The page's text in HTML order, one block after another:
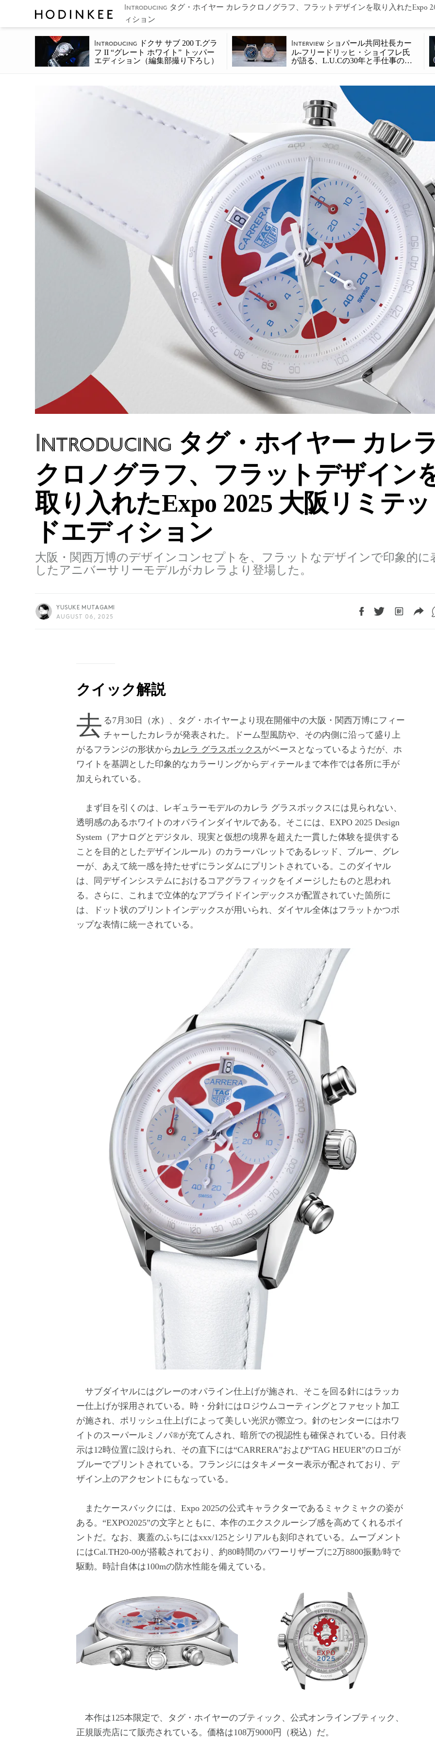
Introducing タグ・ホイヤー カレラクロノグラフ、フラットデザインを取り入れたExpo
ィション
Introducing
ドクサ サブ 200 T.グラ
フ II “グレート ホワイト” トッパー
エディション（編集部撮り下ろし）
Interview ショパール共同社長カー
ル-フリードリッヒ・ショイフレ氏
が語る、L.U.Cの30年と手仕事の未
Introducing タグ・ホイヤー カレラ
クロノグラフ、フラットデザイン
取り入れたExpo 2025 大阪リミテッ
ドエディション
大阪・関西万博のデザインコンセプトを、フラットなデザインで印象的に
したアニバーサリーモデルがカレラより登場した。
YUSUKE MUTAGAMI
AUGUST 06, 2025
クイック解説
去る7月30日（水）、タグ・ホイヤーより現在開催中の大阪・関西万博にフィー チャーしたカレラが発表された。ドーム型風防や、その内側に沿って盛り上
がるフランジの形状から カレラ グラスボックスがベースとなっているようだが、ホ
ワイトを基調とした印象的なカラーリングからディテールまで本作では各所に手が
加えられている。
まず目を引くのは、レギュラーモデルのカレラ グラスボックスには見られない、
透明感のあるホワイトのオパラインダイヤルである。そこには、EXPO 2025 Design
System（アナログとデジタル、現実と仮想の境界を超えた一貫した体験を提供する
ことを目的としたデザインルール）のカラーパレットであるレッド、ブルー、グレ
ーが、あえて統一感を持たせずにランダムにプリントされている。このダイヤル
は、同デザインシステムにおけるコアグラフィックをイメージしたものと思われ
る。さらに、これまで立体的なアプライドインデックスが配置されていた箇所に
は、ドット状のプリントインデックスが用いられ、ダイヤル全体はフラットかつポ
ップな表情に統一されている。
サブダイヤルにはグレーのオパライン仕上げが施され、そこを回る針にはラッカ
ー仕上げが採用されている。時・分針にはロジウムコーティングとファセット加工
が施され、ポリッシュ仕上げによって美しい光沢が際立つ。針のセンターにはホワ
イトのスーパールミノバ®︎が充てんされ、暗所での視認性も確保されている。日付表
示は12時位置に設けられ、その直下には“CARRERA”および“TAG HEUER”のロゴが
ブルーでプリントされている。フランジにはタキメーター表示が配されており、デ
ザイン上のアクセントにもなっている。
またケースバックには、Expo 2025の公式キャラクターであるミャクミャクの姿が
ある。“EXPO2025”の文字とともに、本作のエクスクルーシブ感を高めてくれるポイ
ントだ。なお、裏蓋のふちにはxxx/125とシリアルも刻印されている。ムーブメント
にはCal.TH20-00が搭載されており、約80時間のパワーリザーブに2万8800振動/時で
駆動。時計自体は100mの防水性能を備えている。
本作は125本限定で、タグ・ホイヤーのブティック、公式オンラインブティック、
正規販売店にて販売されている。価格は108万9000円（税込）だ。